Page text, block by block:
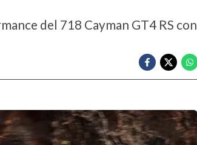
del 718 Cayman GT4 RS con